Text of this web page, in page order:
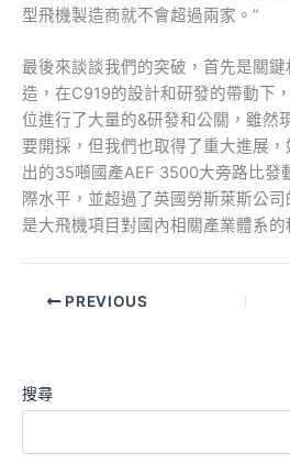
型飛機製造商就不會超過兩家。”
最後來談談我們的突破，首先是關
造，在C919的設計和研發的帶動下
位進行了大量的&研發和公關，雖然
要開採，但我們也取得了重大進展
出的35噸國產AEF 3500大旁路比發
際水平，並超過了英國勞斯萊斯公
是大飛機項目對國內相關產業體系的
PREVIOUS
搜尋